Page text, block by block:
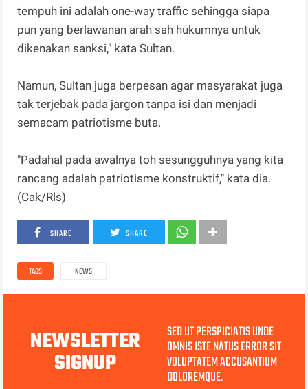
tempuh ini adalah one-way traffic sehingga siapa
pun yang berlawanan arah sah hukumnya untuk
dikenakan sanksi," kata Sultan.
Namun, Sultan juga berpesan agar masyarakat juga
tak terjebak pada jargon tanpa isi dan menjadi
semacam patriotisme buta.
"Padahal pada awalnya toh sesungguhnya yang kita
rancang adalah patriotisme konstruktif," kata dia.
(Cak/Rls)
SHARE SHARE
TAGS NEWS
NEWSLETTER
SIGNUP
SED UT PERSPICIATIS UNDE
OMNIS ISTE NATUS ERROR SIT
VOLUPTATEM ACCUSANTIUM
DOLOREMQUE.